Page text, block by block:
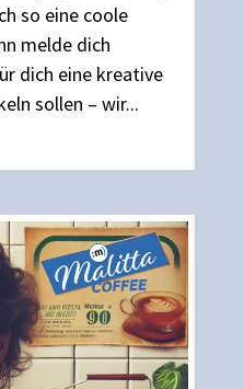
so eine coole
melde dich
dich eine kreative
sollen – wir...